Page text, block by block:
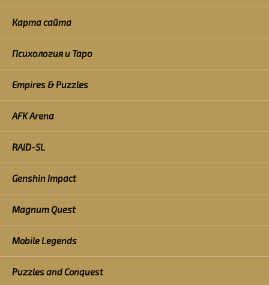
Карта сайта
Психология и Таро
Empires & Puzzles
AFK Arena
RAID-SL
Genshin Impact
Magnum Quest
Mobile Legends
Puzzles and Conquest